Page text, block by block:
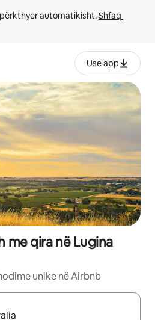
automatikisht. Shfaq
Use app
me qira në Lugina
unike në Airbnb
lëviz me butonat e